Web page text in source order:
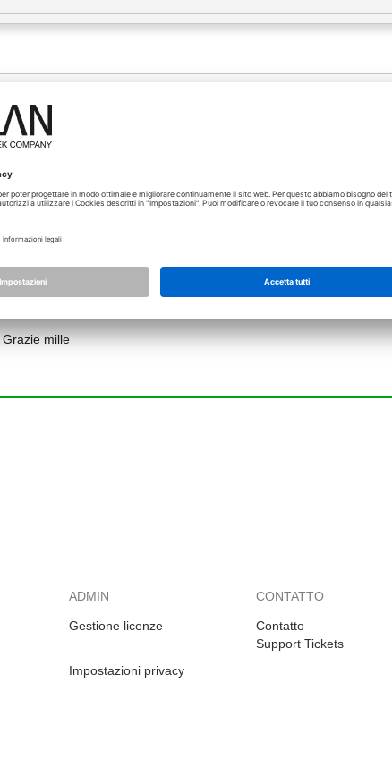
Per le richieste su VS - è disponibile un apposito forum internazionale
Freedom means the opportunity to be what we never thought we would be
Grazie mille
ADMIN
Gestione licenze
Impostazioni privacy
CONTATTO
Contatto
Support Tickets